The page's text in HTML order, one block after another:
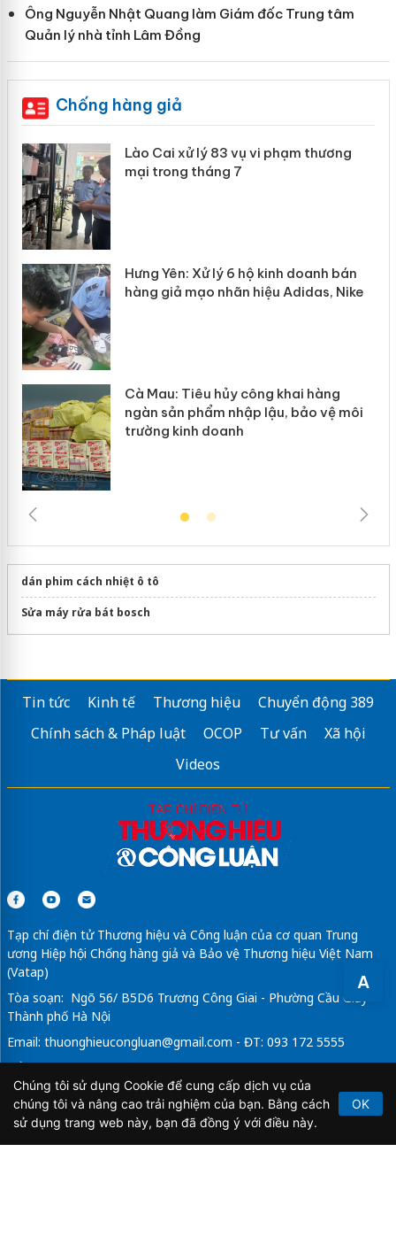
A
Ông Nguyễn Nhật Quang làm Giám đốc Trung tâm
Quản lý nhà tỉnh Lâm Đồng
Chống hàng giả
Lào Cai xử lý 83 vụ vi phạm thương
mại trong tháng 7
Hưng Yên: Xử lý 6 hộ kinh doanh bán
hàng giả mạo nhãn hiệu Adidas, Nike
Cà Mau: Tiêu hủy công khai hàng
ngàn sản phẩm nhập lậu, bảo vệ môi
trường kinh doanh
dán phim cách nhiệt ô tô
Sửa máy rửa bát bosch
Tin tức Kinh tế Thương hiệu
Chuyển động 389
Chính sách & Pháp luật
OCOP Tư vấn
Xã hội
Videos
Tạp chí điện tử Thương hiệu và Công luận của cơ quan Trung
ương Hiệp hội Chống hàng giả và Bảo vệ Thương hiệu Việt Nam
(Vatap)
Tòa soạn: Ngõ 56/ B5D6 Trương Công Giai - Phường Cầu Giấy -
Thành phố Hà Nội
Email: thuonghieucongluan@gmail.com - ĐT: 093 172 5555
Tổng Biên Tập: Vũ Đức Thuận
Giấy phép hoạt động báo chí điện tử số 64/GP-BTTTT do Bộ
Thông tin và Truyền thông cấp ngày 21/2/2020.
Chúng tôi sử dụng Cookie để cung cấp dịch vụ của
chúng tôi và nâng cao trải nghiệm của bạn. Bằng cách
sử dụng trang web này, bạn đã đồng ý với điều này.
OK